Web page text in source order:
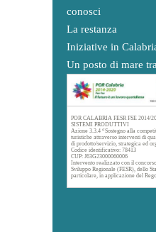
conosci
La restanza
Iniziative in
Un posto di mare
POR CALABRIA FESR FSE 2014/
SISTEMI PRODUTTIVI
Azione 3.3.4 “Sostegno alla
turistiche attraverso interventi di
di prodotto/servizio, strategica ed
Codice identificativo: 78413
CUP: J63G23000060006
Intervento realizzato con il
Sviluppo Regionale (FESR), dello
particolare, in applicazione del